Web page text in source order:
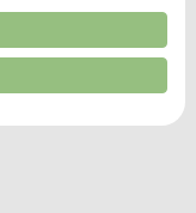
in
Entwicklung und
Daten zur Auswahl
und in die